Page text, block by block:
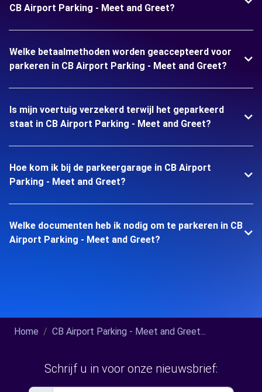
CB Airport Parking - Meet and Greet?
Welke betaalmethoden worden geaccepteerd voor
parkeren in CB Airport Parking - Meet and Greet?
Is mijn voertuig verzekerd terwijl het geparkeerd
staat in CB Airport Parking - Meet and Greet?
Hoe kom ik bij de parkeergarage in CB Airport
Parking - Meet and Greet?
Welke documenten heb ik nodig om te parkeren in CB
Airport Parking - Meet and Greet?
Home CB Airport Parking - Meet and Greet...
Schrijf u in voor onze nieuwsbrief: